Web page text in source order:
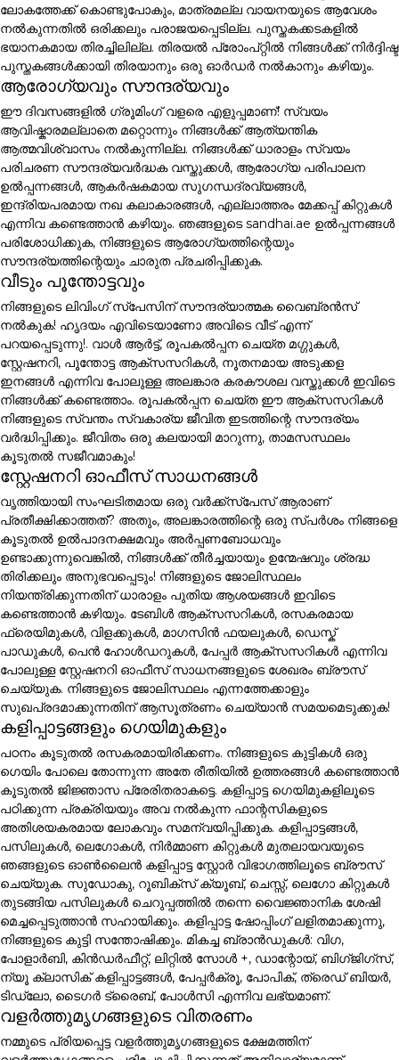
ലോകത്തേക്ക് കൊണ്ടുപോകും, മാത്രമല്ല വായനയുടെ ആവേശം
നൽകുന്നതിൽ ഒരിക്കലും പരാജയപ്പെടില്ല. പുസ്തകക്കടകളിൽ
ഭയാനകമായ തിരച്ചിലില്ല. തിരയൽ പ്രോംപ്റ്റിൽ നിങ്ങൾക്ക് നിർദ്ദിഷ്ട
പുസ്തകങ്ങൾക്കായി തിരയാനും ഒരു ഓർഡർ നൽകാനും കഴിയും.
ആരോഗ്യവും സൗന്ദര്യവും
ഈ ദിവസങ്ങളിൽ ഗ്രൂമിംഗ് വളരെ എളുപ്പമാണ്! സ്വയം
ആവിഷ്കാരമല്ലാതെ മറ്റൊന്നും നിങ്ങൾക്ക് ആത്യന്തിക
ആത്മവിശ്വാസം നൽകുന്നില്ല. നിങ്ങൾക്ക് ധാരാളം സ്വയം
പരിചരണ സൗന്ദര്യവർദ്ധക വസ്തുക്കൾ, ആരോഗ്യ പരിപാലന
ഉൽപ്പന്നങ്ങൾ, ആകർഷകമായ സുഗന്ധദ്രവ്യങ്ങൾ,
ഇന്ദ്രിയപരമായ നഖ കലാകാരങ്ങൾ, എല്ലാത്തരം മേക്കപ്പ് കിറ്റുകൾ
എന്നിവ കണ്ടെത്താൻ കഴിയും. ഞങ്ങളുടെ sandhai.ae ഉൽപ്പന്നങ്ങൾ
പരിശോധിക്കുക, നിങ്ങളുടെ ആരോഗ്യത്തിന്റെയും
സൗന്ദര്യത്തിന്റെയും ചാരുത പ്രചരിപ്പിക്കുക.
വീടും പൂന്തോട്ടവും
നിങ്ങളുടെ ലിവിംഗ് സ്പേസിന് സൗന്ദര്യാത്മക വൈബ്രൻസ്
നൽകുക! ഹൃദയം എവിടെയാണോ അവിടെ വീട് എന്ന്
പറയപ്പെടുന്നു!. വാൾ ആർട്ട്, രൂപകൽപ്പന ചെയ്ത മഗ്ഗുകൾ,
സ്റ്റേഷനറി, പൂന്തോട്ട ആക്സസറികൾ, നൂതനമായ അടുക്കള
ഇനങ്ങൾ എന്നിവ പോലുള്ള അലങ്കാര കരകൗശല വസ്തുക്കൾ ഇവിടെ
നിങ്ങൾക്ക് കണ്ടെത്താം. രൂപകൽപ്പന ചെയ്ത ഈ ആക്സസറികൾ
നിങ്ങളുടെ സ്വന്തം സ്വകാര്യ ജീവിത ഇടത്തിന്റെ സൗന്ദര്യം
വർദ്ധിപ്പിക്കും. ജീവിതം ഒരു കലയായി മാറുന്നു, താമസസ്ഥലം
കൂടുതൽ സജീവമാകും!
സ്റ്റേഷനറി ഓഫീസ് സാധനങ്ങൾ
വൃത്തിയായി സംഘടിതമായ ഒരു വർക്ക്സ്പേസ് ആരാണ്
പ്രതീക്ഷിക്കാത്തത്? അതും, അലങ്കാരത്തിന്റെ ഒരു സ്പർശം നിങ്ങളെ
കൂടുതൽ ഉൽപാദനക്ഷമവും അർപ്പണബോധവും
ഉണ്ടാക്കുന്നുവെങ്കിൽ, നിങ്ങൾക്ക് തീർച്ചയായും ഉന്മേഷവും ശ്രദ്ധ
തിരിക്കലും അനുഭവപ്പെടും! നിങ്ങളുടെ ജോലിസ്ഥലം
നിയന്ത്രിക്കുന്നതിന് ധാരാളം പുതിയ ആശയങ്ങൾ ഇവിടെ
കണ്ടെത്താൻ കഴിയും. ടേബിൾ ആക്സസറികൾ, രസകരമായ
ഫ്രെയിമുകൾ, വിളക്കുകൾ, മാഗസിൻ ഫയലുകൾ, ഡെസ്ക്
പാഡുകൾ, പെൻ ഹോൾഡറുകൾ, പേപ്പർ ആക്സസറികൾ എന്നിവ
പോലുള്ള സ്റ്റേഷനറി ഓഫീസ് സാധനങ്ങളുടെ ശേഖരം ബ്രൗസ്
ചെയ്യുക. നിങ്ങളുടെ ജോലിസ്ഥലം എന്നത്തേക്കാളും
സുഖപ്രദമാക്കുന്നതിന് ആസൂത്രണം ചെയ്യാൻ സമയമെടുക്കുക!
കളിപ്പാട്ടങ്ങളും ഗെയിമുകളും
പഠനം കൂടുതൽ രസകരമായിരിക്കണം. നിങ്ങളുടെ കുട്ടികൾ ഒരു
ഗെയിം പോലെ തോന്നുന്ന അതേ രീതിയിൽ ഉത്തരങ്ങൾ കണ്ടെത്താൻ
കൂടുതൽ ജിജ്ഞാസ പ്രേരിതരാകട്ടെ. കളിപ്പാട്ട ഗെയിമുകളിലൂടെ
പഠിക്കുന്ന പ്രക്രിയയും അവ നൽകുന്ന ഫാന്റസികളുടെ
അതിശയകരമായ ലോകവും സമന്വയിപ്പിക്കുക. കളിപ്പാട്ടങ്ങൾ,
പസിലുകൾ, ലെഗോകൾ, നിർമ്മാണ കിറ്റുകൾ മുതലായവയുടെ
ഞങ്ങളുടെ ഓൺലൈൻ കളിപ്പാട്ട സ്റ്റോർ വിഭാഗത്തിലൂടെ ബ്രൗസ്
ചെയ്യുക. സുഡോകു, റൂബിക്സ് ക്യൂബ്, ചെസ്സ്, ലെഗോ കിറ്റുകൾ
തുടങ്ങിയ പസിലുകൾ ചെറുപ്പത്തിൽ തന്നെ വൈജ്ഞാനിക ശേഷി
മെച്ചപ്പെടുത്താൻ സഹായിക്കും. കളിപ്പാട്ട ഷോപ്പിംഗ് ലളിതമാക്കുന്നു,
നിങ്ങളുടെ കുട്ടി സന്തോഷിക്കും. മികച്ച ബ്രാൻഡുകൾ: വിഗ,
പോളാർബി, കിൻഡർഫീറ്റ്, ലിറ്റിൽ സോൾ +, ഡാന്റോയ്, ബിഗ്ജിഗ്സ്,
ന്യൂ ക്ലാസിക് കളിപ്പാട്ടങ്ങൾ, പേപ്പർക്രൂ, പോപിക്, ത്രെഡ് ബിയർ,
ടിഡ്ലോ, ടൈഗർ ട്രൈബ്, പോൾസി എന്നിവ ലഭ്യമാണ്.
വളർത്തുമൃഗങ്ങളുടെ വിതരണം
നമ്മുടെ പ്രിയപ്പെട്ട വളർത്തുമൃഗങ്ങളുടെ ക്ഷേമത്തിന്